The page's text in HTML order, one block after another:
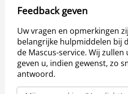
Feedback geven
Uw vragen en opmerkingen
belangrijke hulpmiddelen bij
de Mascus-service. Wij
geven u, indien gewenst, zo
antwoord.